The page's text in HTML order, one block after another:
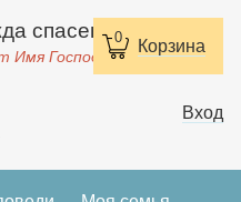
0 Корзина
спасения»
Имя Господне, спасется.
Вход